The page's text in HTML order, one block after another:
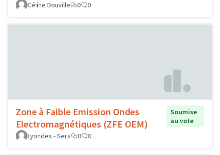
Céline Douville 0 0
Zone à Faible Emission Ondes
Electromagnétiques (ZFE OEM)
Soumise
au vote
Lyondes - Sera
0 0